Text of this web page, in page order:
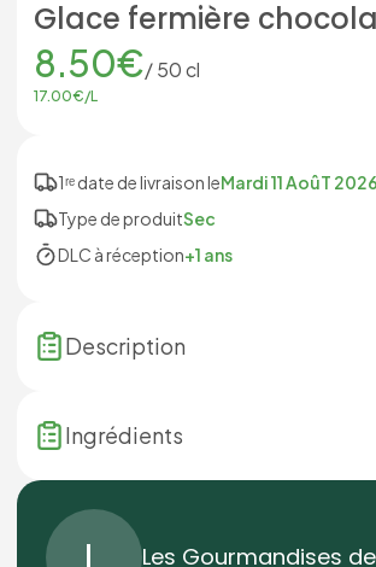
Glace fermière
8.50€/50cl
17.00€/L
1ʳᵉ date de livraison leMardi 11 AoûT 2026
Type de produitSec
DLC à réception+1 ans
Description
Ingrédients
L